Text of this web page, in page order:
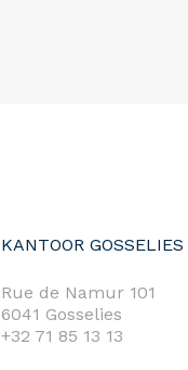
KANTOOR GOSSELIES
Rue de Namur 101
6041 Gosselies
+32 71 85 13 13